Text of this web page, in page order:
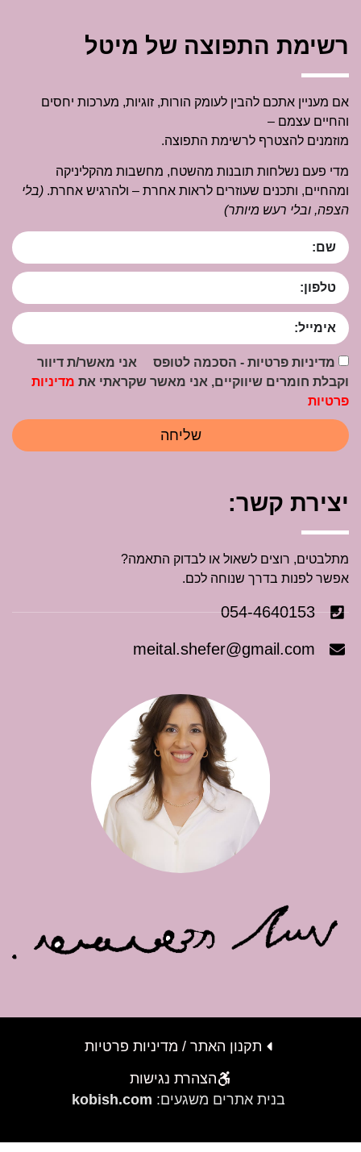
רשימת התפוצה של מיטל
אם מעניין אתכם להבין לעומק הורות, זוגיות, מערכות יחסים
והחיים עצמם –
מוזמנים להצטרף לרשימת התפוצה.
מדי פעם נשלחות תובנות מהשטח, מחשבות מהקליניקה
ומהחיים, ותכנים שעוזרים לראות אחרת – ולהרגיש אחרת. (בלי
הצפה, ובלי רעש מיותר)
מדיניות פרטיות - הסכמה לטופס אני מאשר/ת דיוור
וקבלת חומרים שיווקיים, אני מאשר שקראתי את מדיניות
פרטיות
שליחה
יצירת קשר:
מתלבטים, רוצים לשאול או לבדוק התאמה?
אפשר לפנות בדרך שנוחה לכם.
054-4640153
meital.shefer@gmail.com
תקנון האתר / מדיניות פרטיות
הצהרת נגישות
בנית אתרים משגעים: